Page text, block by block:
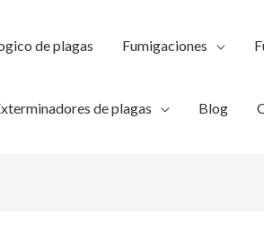
de plagas Fumigaciones
de plagas Blog